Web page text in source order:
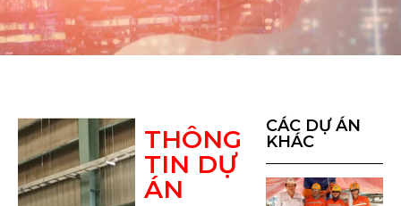
THÔNG
TIN DỰ
ÁN
CÁC DỰ ÁN
KHÁC